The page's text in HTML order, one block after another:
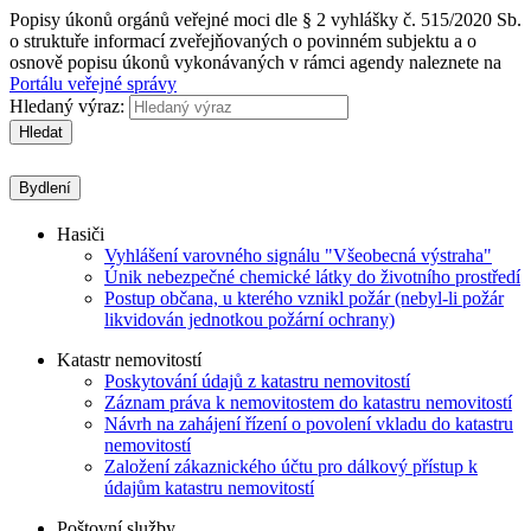
Popisy úkonů orgánů veřejné moci dle § 2 vyhlášky č. 515/2020 Sb.
o struktuře informací zveřejňovaných o povinném subjektu a o
osnově popisu úkonů vykonávaných v rámci agendy naleznete na
Portálu veřejné správy
Hledaný výraz:
Hledat
Bydlení
Hasiči
Vyhlášení varovného signálu "Všeobecná výstraha"
Únik nebezpečné chemické látky do životního prostředí
Postup občana, u kterého vznikl požár (nebyl-li požár
likvidován jednotkou požární ochrany)
Katastr nemovitostí
Poskytování údajů z katastru nemovitostí
Záznam práva k nemovitostem do katastru nemovitostí
Návrh na zahájení řízení o povolení vkladu do katastru
nemovitostí
Založení zákaznického účtu pro dálkový přístup k
údajům katastru nemovitostí